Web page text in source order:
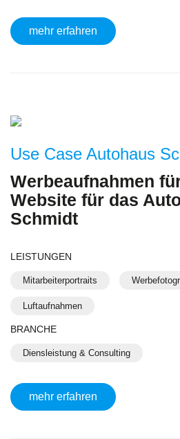
mehr erfahren
Use Case Autohaus
Werbeaufnahmen
Website für das
Schmidt
LEISTUNGEN
Mitarbeiterportraits
Luftaufnahmen
BRANCHE
Diensleistung & Consulting
mehr erfahren